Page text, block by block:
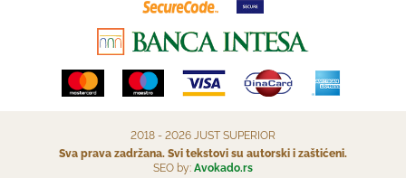
2018 - 2026 JUST SUPERIOR
Sva prava zadržana. Svi tekstovi su autorski i zaštićeni.
SEO by: Avokado.rs